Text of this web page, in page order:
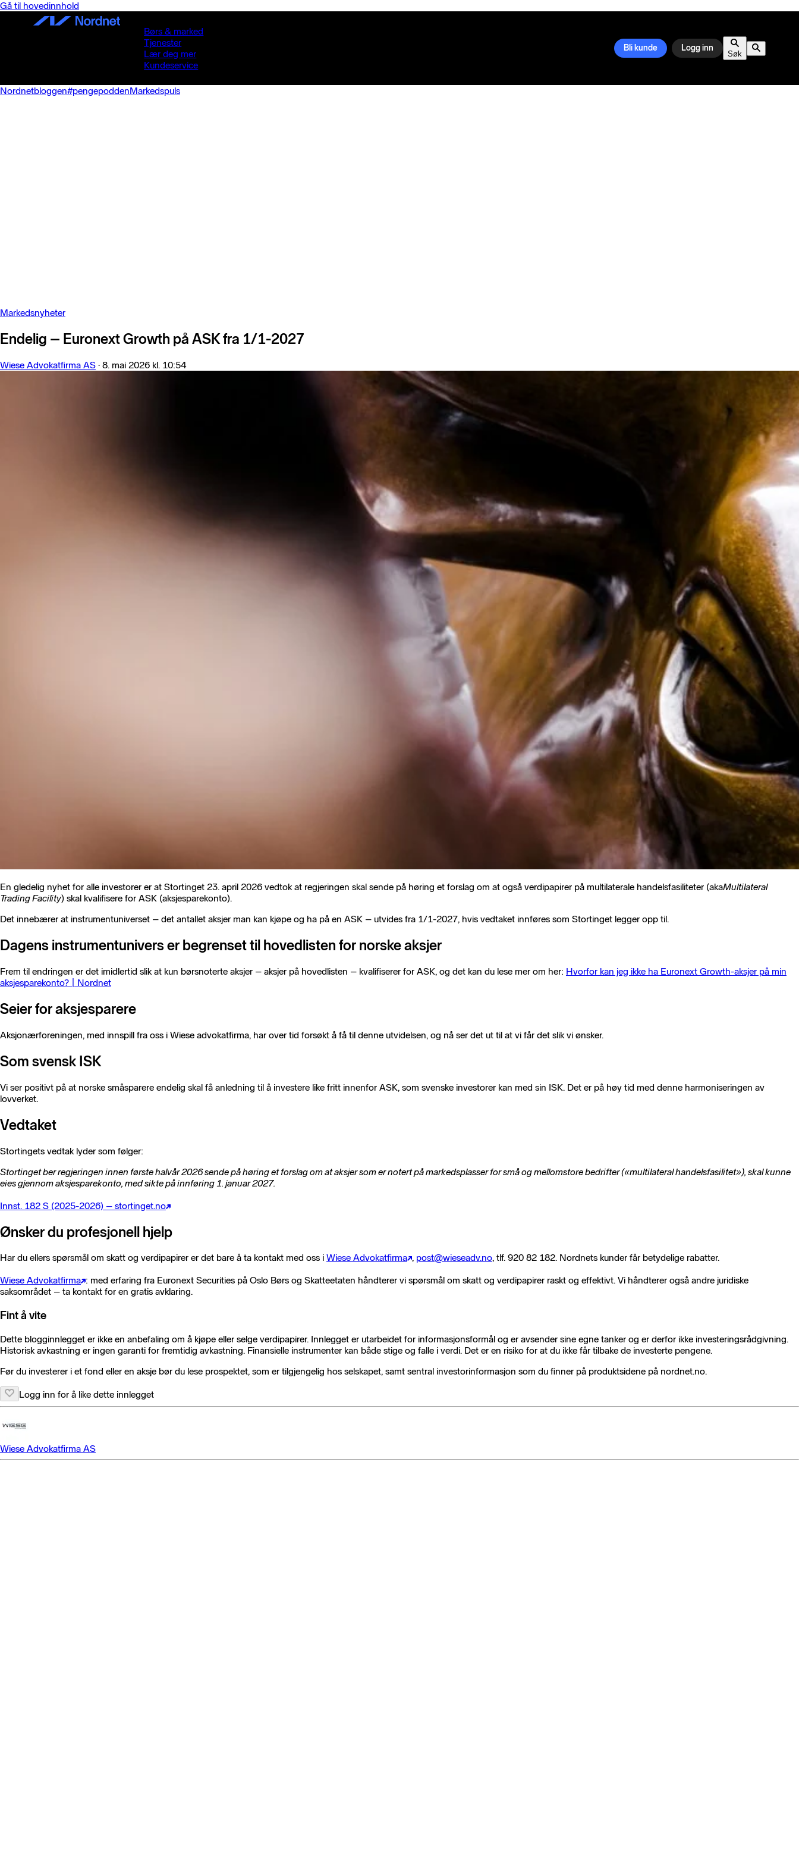
Gå til hovedinnhold
Børs & marked
Tjenester
Lær deg mer
Kundeservice
Bli kunde Logg inn
Søk
Nordnetbloggen#pengepoddenMarkedspuls
Markedsnyheter
Endelig – Euronext Growth på ASK fra 1/1-2027
Wiese Advokatfirma AS · 8. mai 2026 kl. 10:54
En gledelig nyhet for alle investorer er at Stortinget 23. april 2026 vedtok at regjeringen skal sende på høring et forslag om at også verdipapirer på multilaterale handelsfasiliteter (akaMultilateral
Trading Facility) skal kvalifisere for ASK (aksjesparekonto).
Det innebærer at instrumentuniverset – det antallet aksjer man kan kjøpe og ha på en ASK – utvides fra 1/1-2027, hvis vedtaket innføres som Stortinget legger opp til.
Dagens instrumentunivers er begrenset til hovedlisten for norske aksjer
Frem til endringen er det imidlertid slik at kun børsnoterte aksjer – aksjer på hovedlisten – kvalifiserer for ASK, og det kan du lese mer om her: Hvorfor kan jeg ikke ha Euronext Growth-aksjer på min
aksjesparekonto? | Nordnet
Seier for aksjesparere
Aksjonærforeningen, med innspill fra oss i Wiese advokatfirma, har over tid forsøkt å få til denne utvidelsen, og nå ser det ut til at vi får det slik vi ønsker.
Som svensk ISK
Vi ser positivt på at norske småsparere endelig skal få anledning til å investere like fritt innenfor ASK, som svenske investorer kan med sin ISK. Det er på høy tid med denne harmoniseringen av
lovverket.
Vedtaket
Stortingets vedtak lyder som følger:
Stortinget ber regjeringen innen første halvår 2026 sende på høring et forslag om at aksjer som er notert på markedsplasser for små og mellomstore bedrifter («multilateral handelsfasilitet»), skal kunne
eies gjennom aksjesparekonto, med sikte på innføring 1. januar 2027.
Innst. 182 S (2025-2026) – stortinget.no
Ønsker du profesjonell hjelp
Har du ellers spørsmål om skatt og verdipapirer er det bare å ta kontakt med oss i Wiese Advokatfirma , post@wieseadv.no, tlf. 920 82 182. Nordnets kunder får betydelige rabatter.
Wiese Advokatfirma : med erfaring fra Euronext Securities på Oslo Børs og Skatteetaten håndterer vi spørsmål om skatt og verdipapirer raskt og effektivt. Vi håndterer også andre juridiske
saksområdet – ta kontakt for en gratis avklaring.
Fint å vite
Dette blogginnlegget er ikke en anbefaling om å kjøpe eller selge verdipapirer. Innlegget er utarbeidet for informasjonsformål og er avsender sine egne tanker og er derfor ikke investeringsrådgivning.
Historisk avkastning er ingen garanti for fremtidig avkastning. Finansielle instrumenter kan både stige og falle i verdi. Det er en risiko for at du ikke får tilbake de investerte pengene.
Før du investerer i et fond eller en aksje bør du lese prospektet, som er tilgjengelig hos selskapet, samt sentral investorinformasjon som du finner på produktsidene på nordnet.no.
Logg inn for å like dette innlegget
Wiese Advokatfirma AS